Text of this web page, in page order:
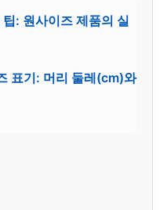
: 원사이즈 제품의 실
표기: 머리 둘레(cm)와